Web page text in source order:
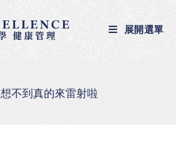
展開選單
想不到真的來雷射啦